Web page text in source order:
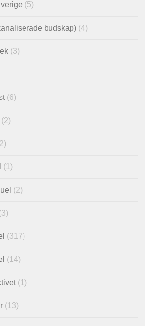
(5)
budskap) (4)
(3)
(6)
(2)
(1)
(2)
(3)
(317)
(14)
(1)
(13)